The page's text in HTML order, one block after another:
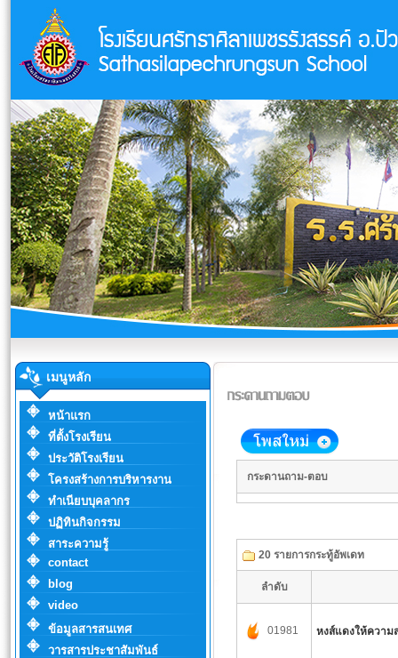
เมนูหลัก
หน้าแรก
ที่ตั้งโรงเรียน
ประวัติโรงเรียน
โครงสร้างการบริหารงาน
ทำเนียบบุคลากร
ปฏิทินกิจกรรม
สาระความรู้
contact
blog
video
ข้อมูลสารสนเทศ
วารสารประชาสัมพันธ์
กระดานถาม-ตอบ
20 รายการกระทู้อัพเดท
ลำดับ
01981 หงส์แดงให้ความ